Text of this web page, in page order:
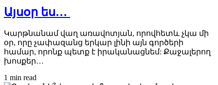
Այսօր ես…
Կարթնանամ վաղ առավոտյան, որովհետև չկա մի
օր, որը չափազանց երկար լինի այն գործերի
համար, որոնք պետք է իրականացնեմ: Քաջալերող
խոսքեր…
1 min read